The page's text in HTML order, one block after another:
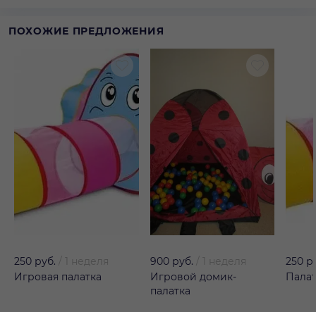
ПОХОЖИЕ ПРЕДЛОЖЕНИЯ
250 руб.
1 неделя
Игровая палатка
900 руб.
1 неделя
Игровой домик-
палатка
250